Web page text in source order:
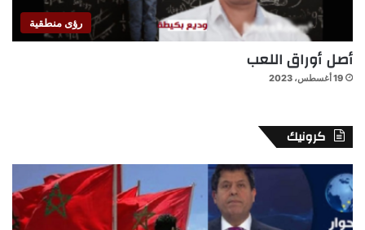
رؤى منطقية
أصل أوراق اللعب
19 أغسطس، 2023
كرونيك